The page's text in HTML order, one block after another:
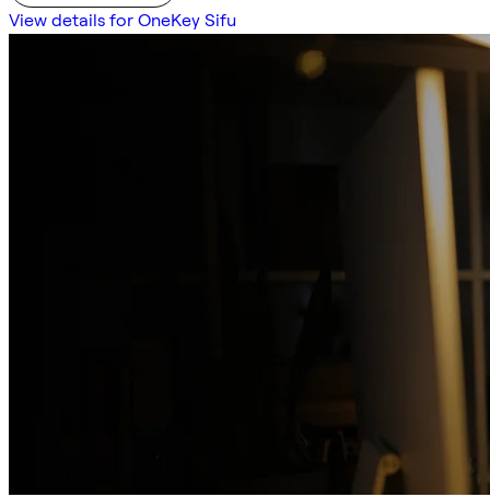
View details for OneKey Sifu